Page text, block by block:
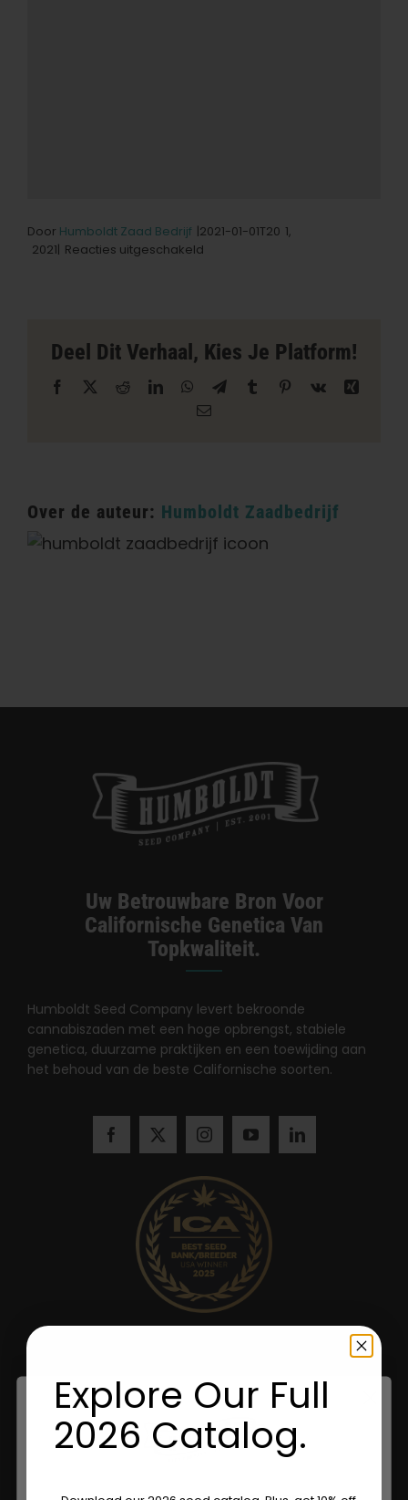
Door Humboldt Zaad Bedrijf |2021-01-01T20 1,
2021| Reacties uitgeschakeld
in
Santa
Ana
Deel Dit Verhaal, Kies Je Platform!
Facebook RedditLinkedInWhatsApp
TelegramTumblr Pinterest
Vk
Xing
E-
Over de auteur: Humboldt Zaadbedrijf
Uw Betrouwbare Bron Voor
Californische Genetica Van
Topkwaliteit.
Humboldt Seed Company levert bekroonde
cannabiszaden met een hoge opbrengst, stabiele
genetica, duurzame praktijken en een toewijding aan
het behoud van de beste Californische soorten.
Explore Our Full
2026 Catalog.